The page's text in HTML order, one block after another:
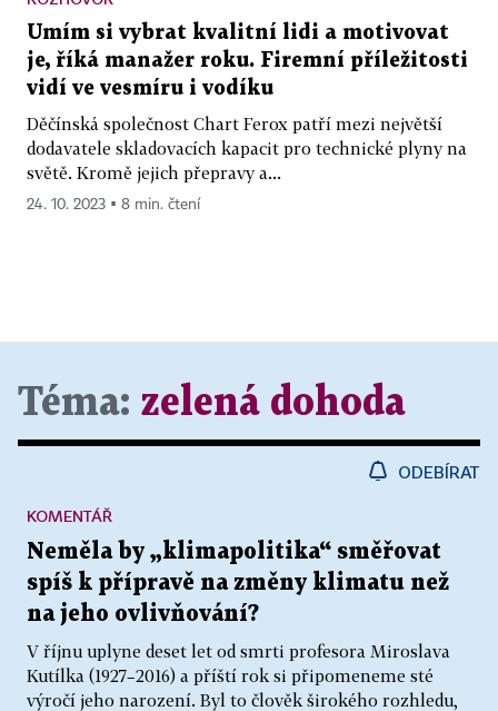
Umím si vybrat kvalitní lidi a motivovat
je, říká manažer roku. Firemní příležitosti
vidí ve vesmíru i vodíku
Děčínská společnost Chart Ferox patří mezi největší
dodavatele skladovacích kapacit pro technické plyny na
světě. Kromě jejich přepravy a...
24. 10. 2023 ▪ 8 min. čtení
Téma: zelená dohoda
ODEBÍRAT
Neměla by „klimapolitika“ směřovat
spíš k přípravě na změny klimatu než
na jeho ovlivňování?
V říjnu uplyne deset let od smrti profesora Miroslava
Kutílka (1927–2016) a příští rok si připomeneme sté
výročí jeho narození. Byl to člověk širokého rozhledu,
KOMENTÁŘ